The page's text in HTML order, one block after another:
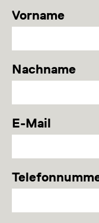
Vorname
Nachname
E-Mail